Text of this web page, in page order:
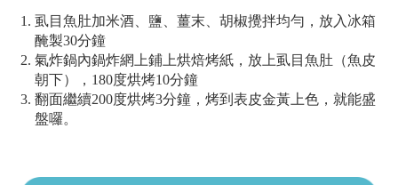
虱目魚肚加米酒、鹽、薑末、胡椒攪拌均勻，放入冰箱
醃製30分鐘
氣炸鍋內鍋炸網上鋪上烘焙烤紙，放上虱目魚肚（魚皮
朝下），180度烘烤10分鐘
翻面繼續200度烘烤3分鐘，烤到表皮金黃上色，就能盛
盤囉。